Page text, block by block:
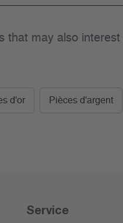
that may also interest
d'or Pièces d'argent
Service